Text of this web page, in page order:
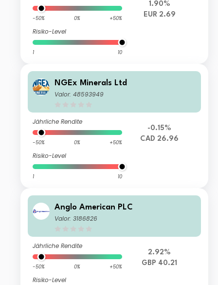
-50% 0% +50%
Risiko-Level
1 10
1.90%
EUR 2.69
NGEx Minerals Ltd
Valor: 48593949
Jährliche Rendite
-50% 0% +50%
Risiko-Level
1 10
-0.15%
CAD 26.96
Anglo American PLC
Valor: 3186826
Jährliche Rendite
-50% 0% +50%
Risiko-Level
2.92%
GBP 40.21